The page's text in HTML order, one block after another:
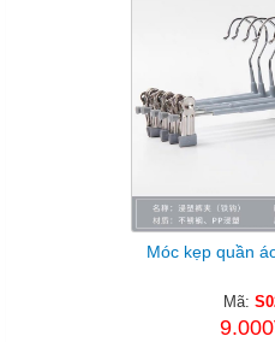
Móc kẹp quần
Mã: